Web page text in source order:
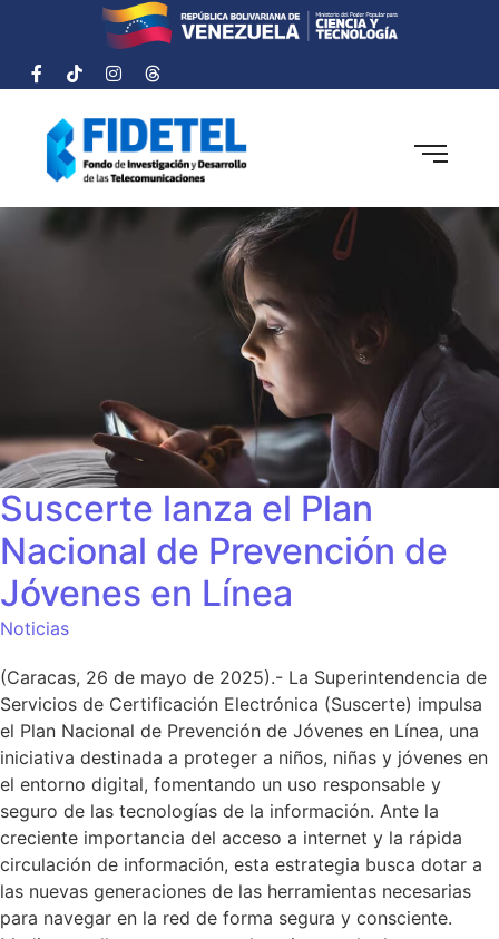
Suscerte lanza el Plan
Nacional de Prevención de
Jóvenes en Línea
Noticias
(Caracas, 26 de mayo de 2025).- La Superintendencia de
Servicios de Certificación Electrónica (Suscerte) impulsa
el Plan Nacional de Prevención de Jóvenes en Línea, una
iniciativa destinada a proteger a niños, niñas y jóvenes en
el entorno digital, fomentando un uso responsable y
seguro de las tecnologías de la información. Ante la
creciente importancia del acceso a internet y la rápida
circulación de información, esta estrategia busca dotar a
las nuevas generaciones de las herramientas necesarias
para navegar en la red de forma segura y consciente.